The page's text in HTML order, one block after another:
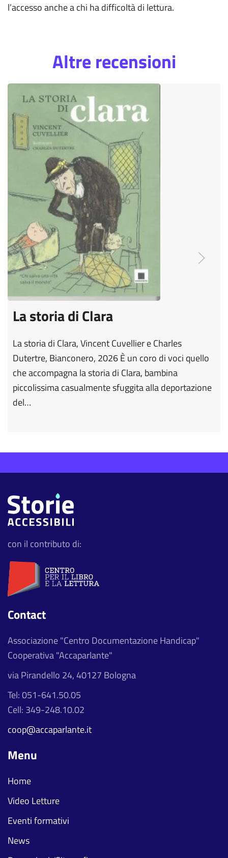
l’accesso anche a chi ha difficoltà di lettura.
Altre recensioni
La storia di Clara
La storia di Clara, Vincent Cuvellier e Charles
Dutertre, Bianconero, 2026 È un coro di voci quello
che accompagna la storia di Clara, bambina
piccolissima casualmente sfuggita alla deportazione
del…
con il contributo di:
Contact
Associazione "Centro Documentazione Handicap"
Cooperativa "Accaparlante"
via Pirandello 24, 40127 Bologna
Tel: 051-641.50.05
Cell: 349-248.10.02
coop@accaparlante.it
Menu
Home
Video Letture
Eventi formativi
News